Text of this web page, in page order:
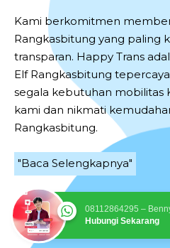
Kami berkomitmen
Rangkasbitung yang paling
transparan. Happy Trans
Elf Rangkasbitung
segala kebutuhan mobilitas
kami dan nikmati
Rangkasbitung.
"Baca Selengkapnya"
08112864295 –
Hubungi Sekarang